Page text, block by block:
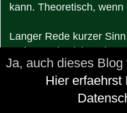
kann. Theoretisch,
Langer Rede kurzer
mehr an, das ich meinte
somit kaufen zu
den Garten,
Gartenkleingeräte und
Weggeräumt und gut,
Ja, auch dieses
Hier erfaehrst